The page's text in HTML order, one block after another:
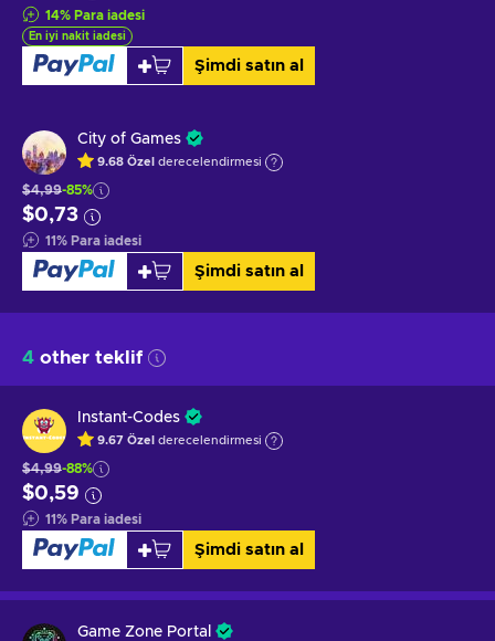
14% Para iadesi
En iyi nakit iadesi
Şimdi satın al
City of Games
9.68 Özel derecelendirmesi
$4,99-85%
$0,73
11% Para iadesi
Şimdi satın al
4 other teklif
Instant-Codes
9.67 Özel derecelendirmesi
$4,99-88%
$0,59
11% Para iadesi
Şimdi satın al
Game Zone Portal